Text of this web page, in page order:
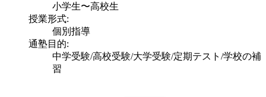
小学生〜高校生
授業形式:
個別指導
通塾目的:
中学受験/高校受験/大学受験/定期テスト/学校の補
習